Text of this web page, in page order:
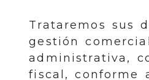
Trataremos sus
gestión
administrativa,
fiscal, conforme